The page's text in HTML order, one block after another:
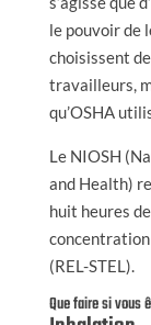
le pouvoir de
choisissent
travailleurs,
qu’OSHA
Le NIOSH
and Health)
huit heures
(REL-STEL).
Que faire si vous